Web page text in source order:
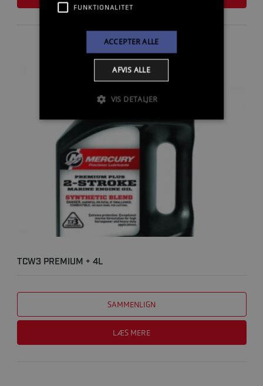
TCW3 PREMIUM + 4L
SAMMENLIGN
LÆS MERE
FUNKTIONALITET
ACCEPTER ALLE
AFVIS ALLE
VIS DETALJER